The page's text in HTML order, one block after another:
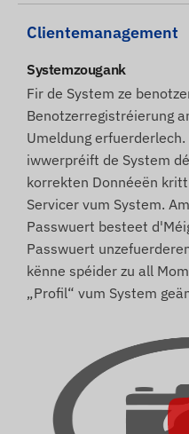
Clientemanagement
Systemzougank
Fir de System ze
Benotzerregistréierung
Umeldung
iwwerpréift de System
korrekten Donnéeën
Servicer vum System.
Passwuert besteet
Passwuert
kënne spéider zu all
„Profil“ vum System